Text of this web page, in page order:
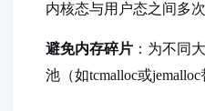
内核态与用户态之间多次
避免内存碎片 ：为不同
池（如tcmalloc或jemalloc